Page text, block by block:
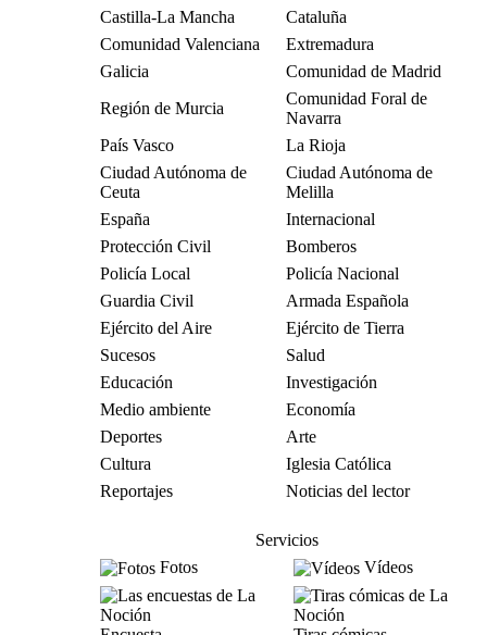
Castilla-La Mancha
Cataluña
Comunidad Valenciana
Extremadura
Galicia
Comunidad de Madrid
Región de Murcia
Comunidad Foral de
Navarra
País Vasco
La Rioja
Ciudad Autónoma de
Ceuta
Ciudad Autónoma de
Melilla
España
Internacional
Protección Civil
Bomberos
Policía Local
Policía Nacional
Guardia Civil
Armada Española
Ejército del Aire
Ejército de Tierra
Sucesos
Salud
Educación
Investigación
Medio ambiente
Economía
Deportes
Arte
Cultura
Iglesia Católica
Reportajes
Noticias del lector
Servicios
Fotos
Vídeos